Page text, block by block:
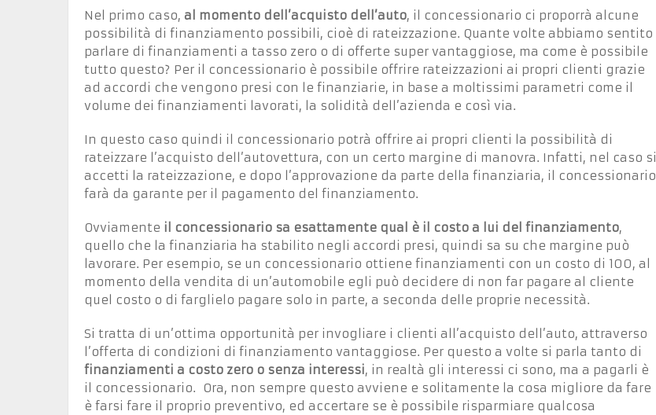
Nel primo caso, al momento dell’acquisto dell’auto, il concessionario ci proporrà alcune
possibilità di finanziamento possibili, cioè di rateizzazione. Quante volte abbiamo sentito
parlare di finanziamenti a tasso zero o di offerte super vantaggiose, ma come è possibile
tutto questo? Per il concessionario è possibile offrire rateizzazioni ai propri clienti grazie
ad accordi che vengono presi con le finanziarie, in base a moltissimi parametri come il
volume dei finanziamenti lavorati, la solidità dell’azienda e così via.
In questo caso quindi il concessionario potrà offrire ai propri clienti la possibilità di
rateizzare l’acquisto dell’autovettura, con un certo margine di manovra. Infatti, nel caso si
accetti la rateizzazione, e dopo l’approvazione da parte della finanziaria, il concessionario
farà da garante per il pagamento del finanziamento.
Ovviamente il concessionario sa esattamente qual è il costo a lui del finanziamento,
quello che la finanziaria ha stabilito negli accordi presi, quindi sa su che margine può
lavorare. Per esempio, se un concessionario ottiene finanziamenti con un costo di 100, al
momento della vendita di un’automobile egli può decidere di non far pagare al cliente
quel costo o di farglielo pagare solo in parte, a seconda delle proprie necessità.
Si tratta di un’ottima opportunità per invogliare i clienti all’acquisto dell’auto, attraverso
l’offerta di condizioni di finanziamento vantaggiose. Per questo a volte si parla tanto di
finanziamenti a costo zero o senza interessi, in realtà gli interessi ci sono, ma a pagarli è
il concessionario. Ora, non sempre questo avviene e solitamente la cosa migliore da fare
è farsi fare il proprio preventivo, ed accertare se è possibile risparmiare qualcosa